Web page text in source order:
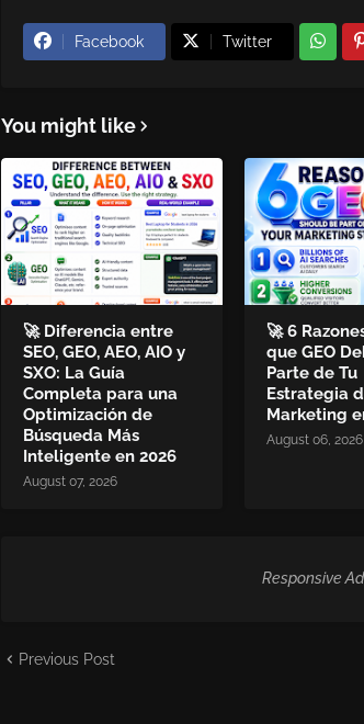
Facebook Twitter
You might like
🚀 Diferencia entre
SEO, GEO, AEO, AIO y
SXO: La Guía
Completa para una
Optimización de
Búsqueda Más
Inteligente en 2026
August 07, 2026
🚀 6
que GEO
Parte de Tu
Estrategia
Marketing
August 06, 2026
Responsive
Previous Post